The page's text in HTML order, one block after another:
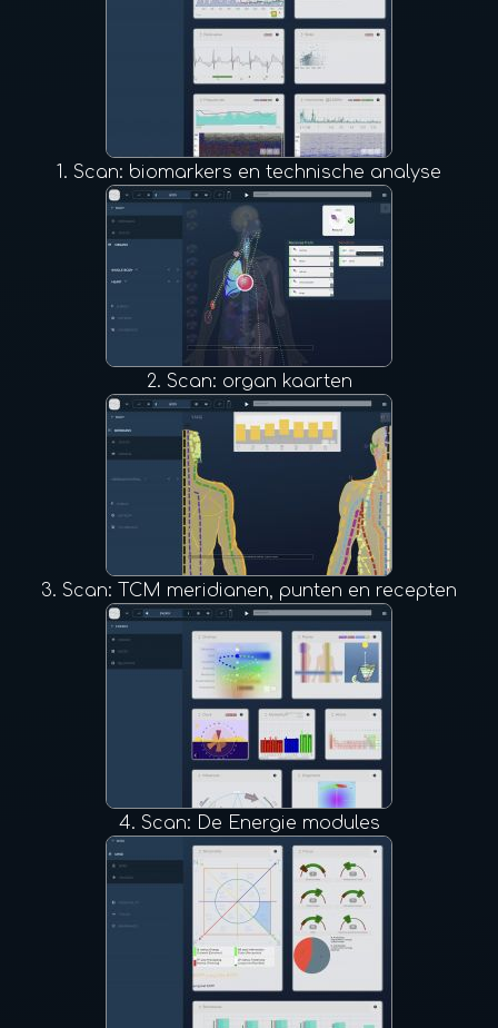
1. Scan: biomarkers en technische analyse
2. Scan: organ kaarten
3. Scan: TCM meridianen, punten en recepten
4. Scan: De Energie modules